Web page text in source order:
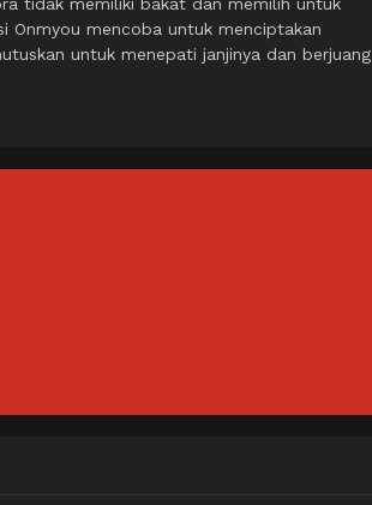
tidak memiliki bakat dan memilih untuk
Onmyou mencoba untuk menciptakan
untuk menepati janjinya dan berjuang